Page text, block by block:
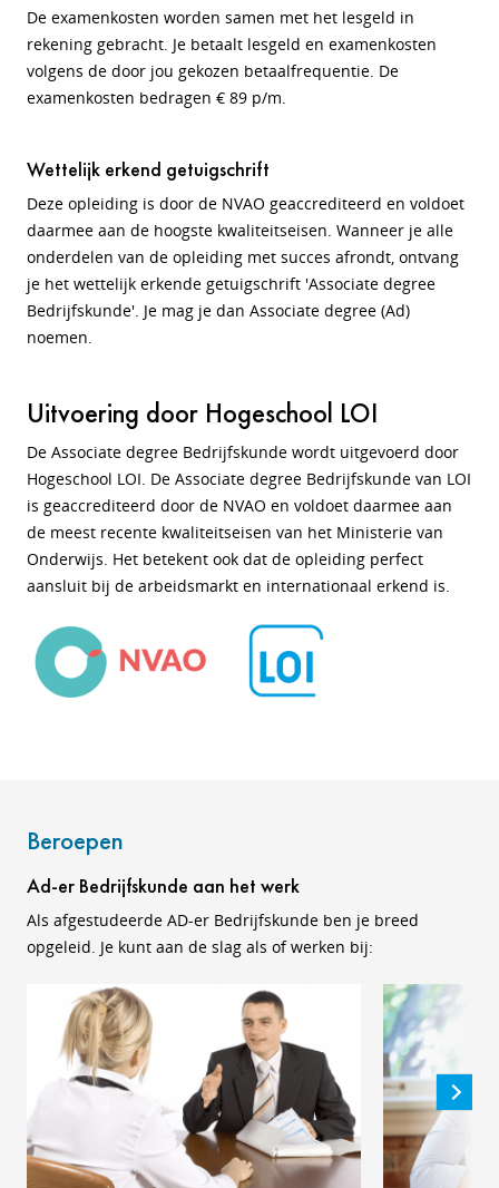
De examenkosten worden samen met het lesgeld in
rekening gebracht. Je betaalt lesgeld en examenkosten
volgens de door jou gekozen betaalfrequentie. De
examenkosten bedragen € 89 p/m.
Wettelijk erkend getuigschrift
Deze opleiding is door de NVAO geaccrediteerd en voldoet
daarmee aan de hoogste kwaliteitseisen. Wanneer je alle
onderdelen van de opleiding met succes afrondt, ontvang
je het wettelijk erkende getuigschrift 'Associate degree
Bedrijfskunde'. Je mag je dan Associate degree (Ad)
noemen.
Uitvoering door Hogeschool LOI
De Associate degree Bedrijfskunde wordt uitgevoerd door
Hogeschool LOI. De Associate degree Bedrijfskunde van LOI
is geaccrediteerd door de NVAO en voldoet daarmee aan
de meest recente kwaliteitseisen van het Ministerie van
Onderwijs. Het betekent ook dat de opleiding perfect
aansluit bij de arbeidsmarkt en internationaal erkend is.
Beroepen
Ad-er Bedrijfskunde aan het werk
Als afgestudeerde AD-er Bedrijfskunde ben je breed
opgeleid. Je kunt aan de slag als of werken bij: